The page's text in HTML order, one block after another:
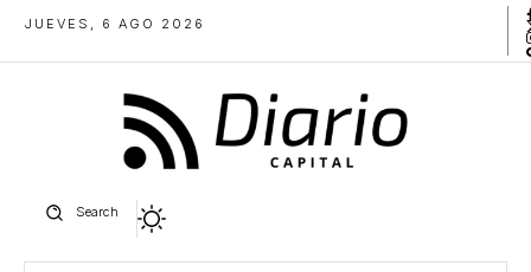
JUEVES, 6 AGO 2026
Search